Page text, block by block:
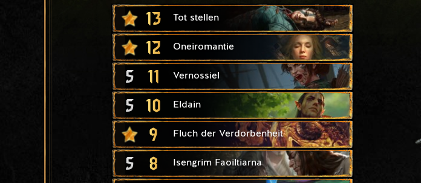
13 Tot stellen
12 Oneiromantie
5 11 Vernossiel
5 10 Eldain
9 Fluch der Verdorbenheit
5 8 Isengrim Faoiltiarna